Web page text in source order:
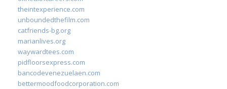
theintexperience.com
unboundedthefilm.com
catfriends-bg.org
marianlives.org
waywardtees.com
pidfloorsexpress.com
bancodevenezuelaen.com
bettermoodfoodcorporation.com